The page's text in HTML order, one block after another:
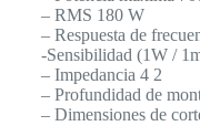
– RMS 180 W
– Respuesta de
-Sensibilidad (1W /
– Impedancia 4 2
– Profundidad de
– Dimensiones de